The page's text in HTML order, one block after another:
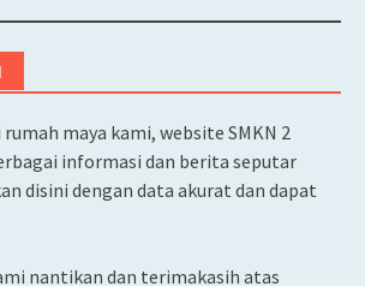
maya kami, website SMKN 2
informasi dan berita seputar
disini dengan data akurat dan dapat
nantikan dan terimakasih atas